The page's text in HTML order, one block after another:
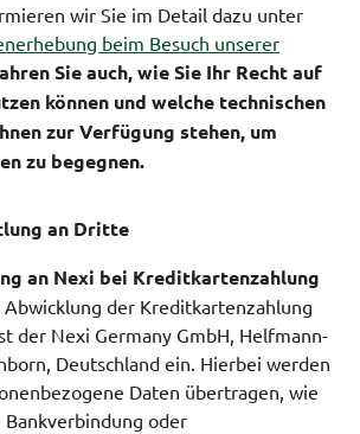
wir Sie im Detail dazu unter
beim Besuch unserer
Sie auch, wie Sie Ihr Recht auf
können und welche technischen
zur Verfügung stehen, um
zu begegnen.
an Dritte
an Nexi bei Kreditkartenzahlung
der Kreditkartenzahlung
der Nexi Germany GmbH, Helfmann-
Deutschland ein. Hierbei werden
Daten übertragen, wie
oder